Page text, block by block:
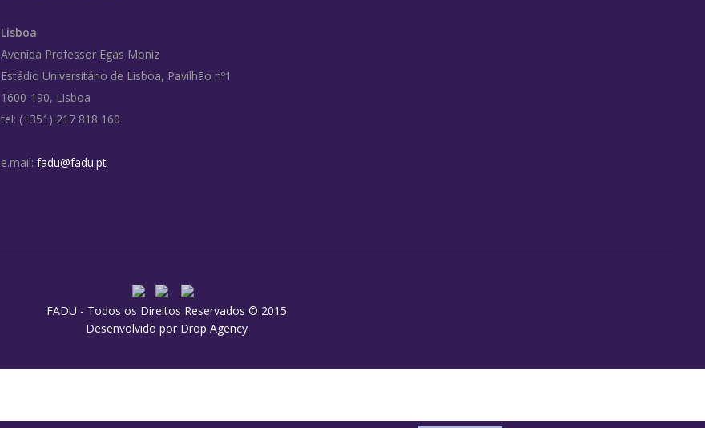
Lisboa
Avenida Professor Egas Moniz
Estádio Universitário de Lisboa, Pavilhão nº1
1600-190, Lisboa
tel: (+351) 217 818 160
e.mail: fadu@fadu.pt
FADU - Todos os Direitos Reservados © 2015
Desenvolvido por Drop Agency